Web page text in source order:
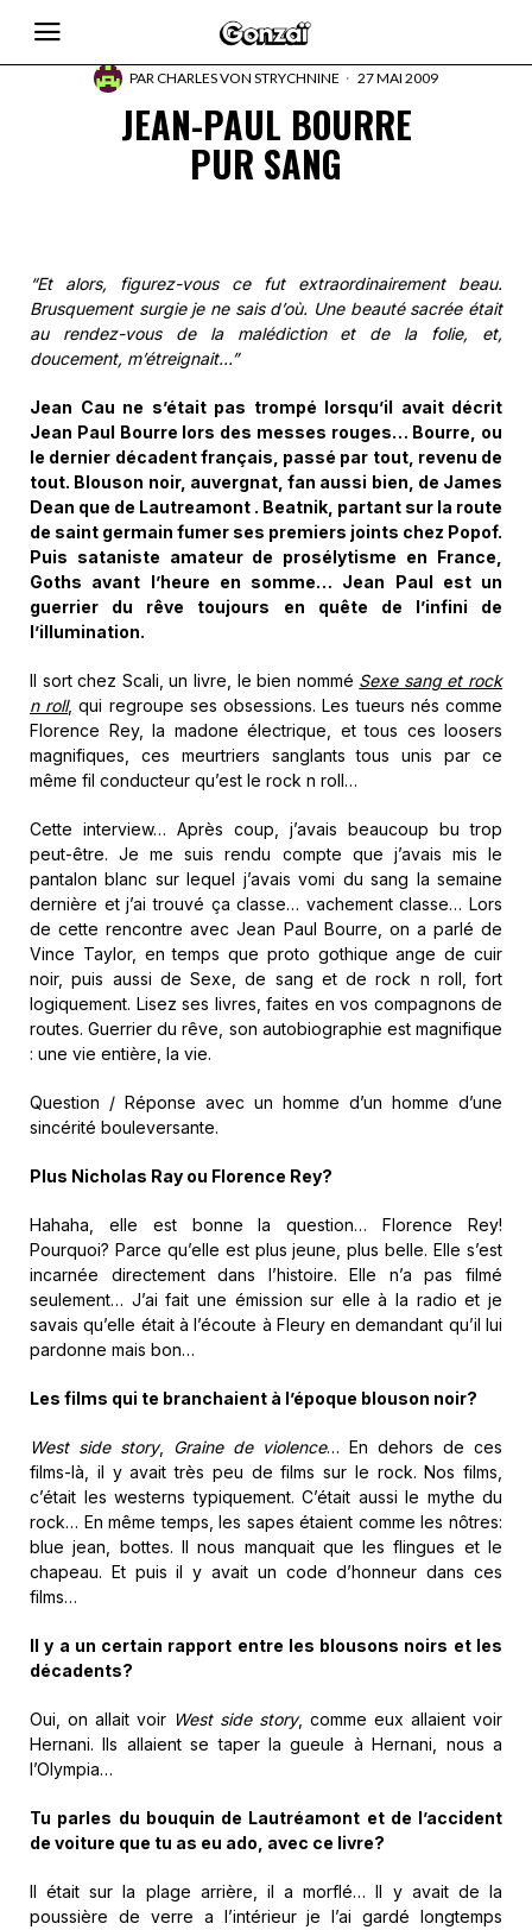
PARCHARLES VON STRYCHNINE 27 MAI 2009
JEAN-PAUL BOURRE
PUR SANG
“Et alors, figurez-vous ce fut extraordinairement beau.
Brusquement surgie je ne sais d’où. Une beauté sacrée était
au rendez-vous de la malédiction et de la folie, et,
doucement, m’étreignait…”
Jean Cau ne s’était pas trompé lorsqu’il avait décrit
Jean Paul Bourre lors des messes rouges… Bourre, ou
le dernier décadent français, passé par tout, revenu de
tout. Blouson noir, auvergnat, fan aussi bien, de James
Dean que de Lautreamont . Beatnik, partant sur la route
de saint germain fumer ses premiers joints chez Popof.
Puis sataniste amateur de prosélytisme en France,
Goths avant l’heure en somme… Jean Paul est un
guerrier du rêve toujours en quête de l’infini de
l’illumination.
Il sort chez Scali, un livre, le bien nommé Sexe sang et rock
n roll, qui regroupe ses obsessions. Les tueurs nés comme
Florence Rey, la madone électrique, et tous ces loosers
magnifiques, ces meurtriers sanglants tous unis par ce
même fil conducteur qu’est le rock n roll…
Cette interview… Après coup, j’avais beaucoup bu trop
peut-être. Je me suis rendu compte que j’avais mis le
pantalon blanc sur lequel j’avais vomi du sang la semaine
dernière et j’ai trouvé ça classe… vachement classe… Lors
de cette rencontre avec Jean Paul Bourre, on a parlé de
Vince Taylor, en temps que proto gothique ange de cuir
noir, puis aussi de Sexe, de sang et de rock n roll, fort
logiquement. Lisez ses livres, faites en vos compagnons de
routes. Guerrier du rêve, son autobiographie est magnifique
: une vie entière, la vie.
Question / Réponse avec un homme d’un homme d’une
sincérité bouleversante.
Plus Nicholas Ray ou Florence Rey?
Hahaha, elle est bonne la question… Florence Rey!
Pourquoi? Parce qu’elle est plus jeune, plus belle. Elle s’est
incarnée directement dans l’histoire. Elle n’a pas filmé
seulement… J’ai fait une émission sur elle à la radio et je
savais qu’elle était à l’écoute à Fleury en demandant qu’il lui
pardonne mais bon…
Les films qui te branchaient à l’époque blouson noir?
West side story, Graine de violence… En dehors de ces
films-là, il y avait très peu de films sur le rock. Nos films,
c’était les westerns typiquement. C’était aussi le mythe du
rock… En même temps, les sapes étaient comme les nôtres:
blue jean, bottes. Il nous manquait que les flingues et le
chapeau. Et puis il y avait un code d’honneur dans ces
films…
Il y a un certain rapport entre les blousons noirs et les
décadents?
Oui, on allait voir West side story, comme eux allaient voir
Hernani. Ils allaient se taper la gueule à Hernani, nous a
l’Olympia…
Tu parles du bouquin de Lautréamont et de l’accident
de voiture que tu as eu ado, avec ce livre?
Il était sur la plage arrière, il a morflé… Il y avait de la
poussière de verre a l’intérieur je l’ai gardé longtemps